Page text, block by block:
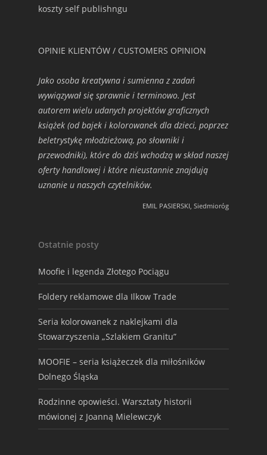
koszty self publishngu
OPINIE KLIENTÓW / CUSTOMERS OPINION
Jako osoba kreatywna i sumienna z zadań
wywiązywał się sprawnie i terminowo. Jest
autorem wielu udanych projektów graficznych
książek (od bajek i kolorowanek dla dzieci, poprzez
beletrystykę młodzieżową, po słowniki i
przewodniki), które do dziś wchodzą w skład naszej
oferty handlowej i które nieustannie znajdują
uznanie u naszych czytelników.
EMIL PASIERSKI, Siedmioróg
Ostatnie posty
Moofie i legenda Złotego Pociągu
Foldery reklamowe dla Ilkow Trade
Seria kolorowanek z naklejkami dla
Stowarzyszenia „Szlakiem Granitu”
MOOFIE – seria książeczek dla miłośników
Dolnego Śląska
Rodzinne opowieści. Warsztaty historii
mówionej z Joanną Mielewczyk